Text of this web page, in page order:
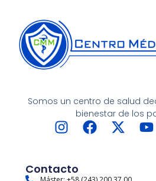
Somos un centro de salud
bienestar de los
I
t
F
a
X
Y
Contacto